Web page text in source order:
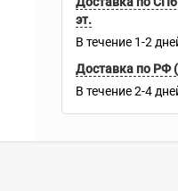
эт.
В течение 1-2
Доставка по РФ
В течение 2-4